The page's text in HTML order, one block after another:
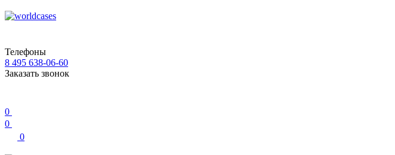
Телефоны
8 495 638-06-60
Заказать звонок
0
0
0